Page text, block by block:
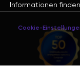
Informationen
Cookie-